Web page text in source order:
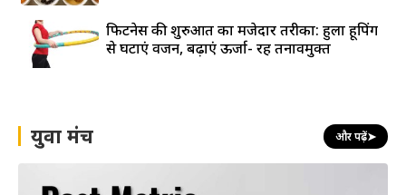
फिटनेस की शुरुआत का मजेदार तरीका: हुला हूपिंग
से घटाएं वजन, बढ़ाएं ऊर्जा- रहें तनावमुक्त
युवा मंच और पढ़ें➤